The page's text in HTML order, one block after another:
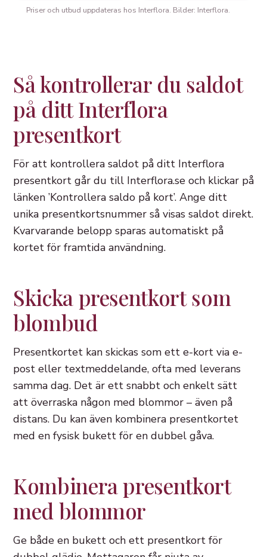
Priser och utbud uppdateras hos Interflora. Bilder: Interflora.
Så kontrollerar du saldot
på ditt Interflora
presentkort
För att kontrollera saldot på ditt Interflora
presentkort går du till Interflora.se och klickar på
länken ’Kontrollera saldo på kort’. Ange ditt
unika presentkortsnummer så visas saldot direkt.
Kvarvarande belopp sparas automatiskt på
kortet för framtida användning.
Skicka presentkort som
blombud
Presentkortet kan skickas som ett e-kort via e-
post eller textmeddelande, ofta med leverans
samma dag. Det är ett snabbt och enkelt sätt
att överraska någon med blommor – även på
distans. Du kan även kombinera presentkortet
med en fysisk bukett för en dubbel gåva.
Kombinera presentkort
med blommor
Ge både en bukett och ett presentkort för